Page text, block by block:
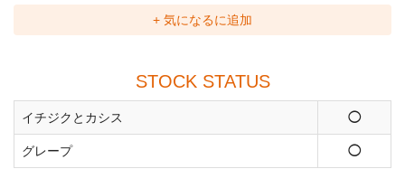
+ 気になるに追加
STOCK STATUS
イチジクとカシス ◯
グレープ ◯